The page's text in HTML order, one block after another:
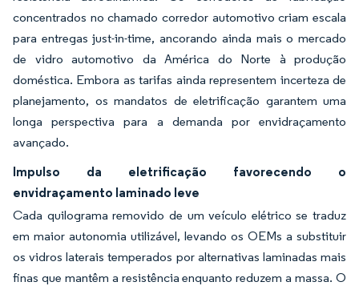
concentrados no chamado corredor automotivo criam escala
para entregas just-in-time, ancorando ainda mais o mercado
de vidro automotivo da América do Norte à produção
doméstica. Embora as tarifas ainda representem incerteza de
planejamento, os mandatos de eletrificação garantem uma
longa perspectiva para a demanda por envidraçamento
avançado.
Impulso da eletrificação favorecendo o
envidraçamento laminado leve
Cada quilograma removido de um veículo elétrico se traduz
em maior autonomia utilizável, levando os OEMs a substituir
os vidros laterais temperados por alternativas laminadas mais
finas que mantêm a resistência enquanto reduzem a massa. O